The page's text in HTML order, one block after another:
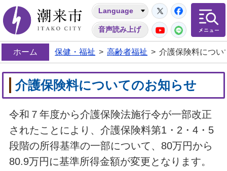
潮来市
Language
音声読み上げ
Twitter
YouTube
LINE
ホーム 保健・福祉 > 高齢者福祉 > 介護保険料につい
介護保険料についてのお知らせ
令和７年度から介護保険法施行令が一部改正
されたことにより、介護保険料第1・2・4・5
段階の所得基準の一部について、80万円から
80.9万円に基準所得金額が変更となります。